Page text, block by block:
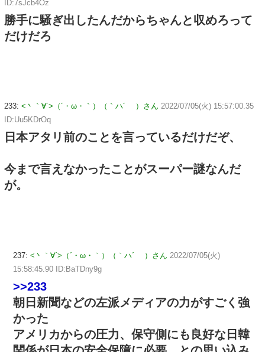
ID:7sJcb4Oz
勝手に騒ぎ出したんだからちゃんと収めろって
だけだろ
233: <丶｀∀´>（´・ω・｀）（｀ハ´ ）さん 2022/07/05(火) 15:57:00.35
ID:Uu5KDrOq
日本アタリ前のことを言っているだけだぞ、
今まで言えなかったことがスーパー謎なんだ
が。
237: <丶｀∀´>（´・ω・｀）（｀ハ´ ）さん 2022/07/05(火)
15:58:45.90 ID:BaTDny9g
>>233
朝日新聞などの左派メディアの力がすごく強
かった
アメリカからの圧力、保守側にも良好な日韓